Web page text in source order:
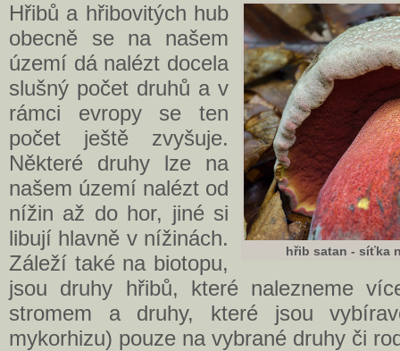
hřib satan - síťka
Hřibů a hřibovitých hub
obecně se na našem
území dá nalézt docela
slušný počet druhů a v
rámci evropy se ten
počet ještě zvyšuje.
Některé druhy lze na
našem území nalézt od
nížin až do hor, jiné si
libují hlavně v nížinách.
Záleží také na biotopu,
jsou druhy hřibů, které nalezneme
stromem a druhy, které jsou
mykorhizu) pouze na vybrané druhy či